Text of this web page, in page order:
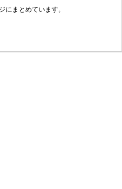
まとめています。